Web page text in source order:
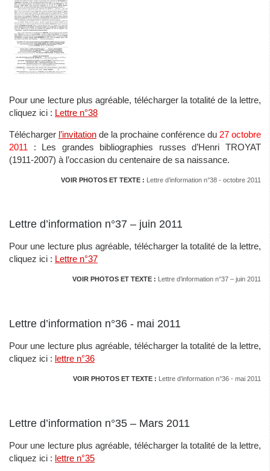
Pour une lecture plus agréable, télécharger la totalité de la lettre,
cliquez ici : Lettre n°38
Télécharger l’invitation de la prochaine conférence du 27 octobre
2011 : Les grandes bibliographies russes d’Henri TROYAT
(1911-2007) à l’occasion du centenaire de sa naissance.
VOIR PHOTOS ET TEXTE : Lettre d’information n°38 - octobre 2011
Lettre d’information n°37 – juin 2011
Pour une lecture plus agréable, télécharger la totalité de la lettre,
cliquez ici : Lettre n°37
VOIR PHOTOS ET TEXTE : Lettre d’information n°37 – juin 2011
Lettre d’information n°36 - mai 2011
Pour une lecture plus agréable, télécharger la totalité de la lettre,
cliquez ici : lettre n°36
VOIR PHOTOS ET TEXTE : Lettre d’information n°36 - mai 2011
Lettre d’information n°35 – Mars 2011
Pour une lecture plus agréable, télécharger la totalité de la lettre,
cliquez ici : lettre n°35